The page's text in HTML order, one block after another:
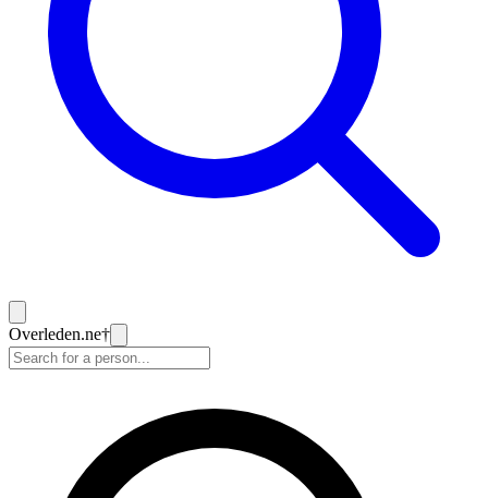
Overleden.ne†